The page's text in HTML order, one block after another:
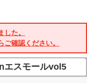
た。
確認ください。
エスモールvol5